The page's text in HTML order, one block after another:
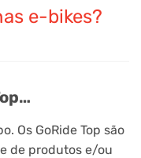
e-bikes?
Os GoRide Top são
de produtos e/ou